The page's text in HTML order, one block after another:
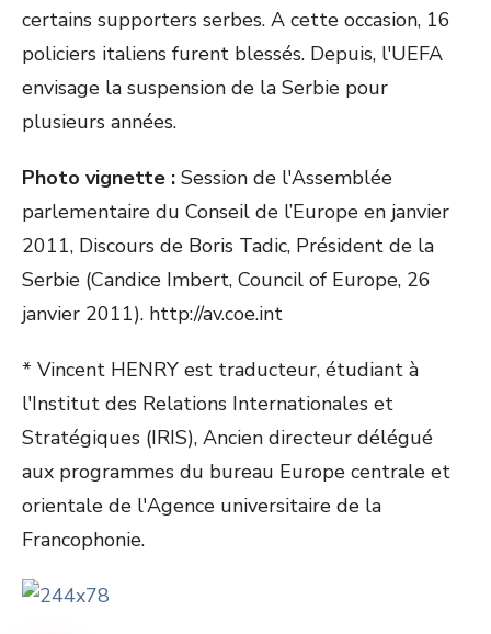
certains supporters serbes. A cette occasion, 16
policiers italiens furent blessés. Depuis, l'UEFA
envisage la suspension de la Serbie pour
plusieurs années.
Photo vignette : Session de l'Assemblée
parlementaire du Conseil de l’Europe en janvier
2011, Discours de Boris Tadic, Président de la
Serbie (Candice Imbert, Council of Europe, 26
janvier 2011). http://av.coe.int
* Vincent HENRY est traducteur, étudiant à
l'Institut des Relations Internationales et
Stratégiques (IRIS), Ancien directeur délégué
aux programmes du bureau Europe centrale et
orientale de l'Agence universitaire de la
Francophonie.